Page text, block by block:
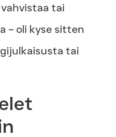
tai
– oli kyse sitten
tai